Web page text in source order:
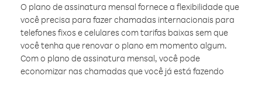
O plano de assinatura mensal fornece a flexibilidade que
você precisa para fazer chamadas internacionais para
telefones fixos e celulares com tarifas baixas sem que
você tenha que renovar o plano em momento algum.
Com o plano de assinatura mensal, você pode
economizar nas chamadas que você já está fazendo